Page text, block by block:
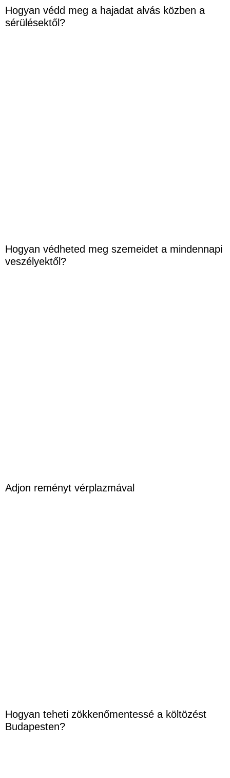
Hogyan védd meg a hajadat alvás közben a
sérülésektől?
Hogyan védheted meg szemeidet a mindennapi
veszélyektől?
Adjon reményt vérplazmával
Hogyan teheti zökkenőmentessé a költözést
Budapesten?